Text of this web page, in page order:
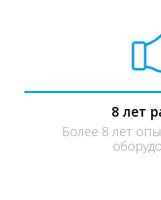
8 лет
Более 8 лет